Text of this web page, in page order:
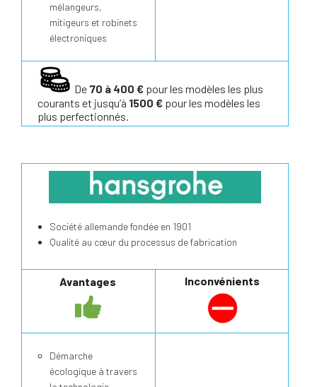
mélangeurs,
mitigeurs et robinets
électroniques
De 70 à 400 € pour les modèles les plus
courants et jusqu’à 1500 € pour les modèles les
plus perfectionnés.
Société allemande fondée en 1901
Qualité au cœur du processus de fabrication
Avantages Inconvénients
Démarche
écologique à travers